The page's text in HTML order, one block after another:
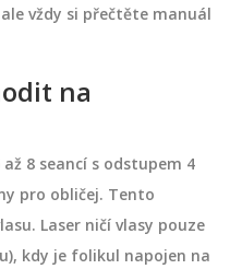
vždy si přečtěte manuál
na
8 seancí s odstupem 4
pro obličej. Tento
Laser ničí vlasy pouze
kdy je folikul napojen na